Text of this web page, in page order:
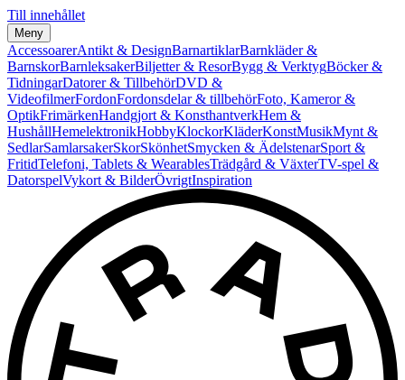
Till innehållet
Meny
AccessoarerAntikt & DesignBarnartiklarBarnkläder &
BarnskorBarnleksakerBiljetter & ResorBygg & VerktygBöcker &
TidningarDatorer & TillbehörDVD &
VideofilmerFordonFordonsdelar & tillbehörFoto, Kameror &
OptikFrimärkenHandgjort & KonsthantverkHem &
HushållHemelektronikHobbyKlockorKläderKonstMusikMynt &
SedlarSamlarsakerSkorSkönhetSmycken & ÄdelstenarSport &
FritidTelefoni, Tablets & WearablesTrädgård & VäxterTV-spel &
DatorspelVykort & BilderÖvrigtInspiration